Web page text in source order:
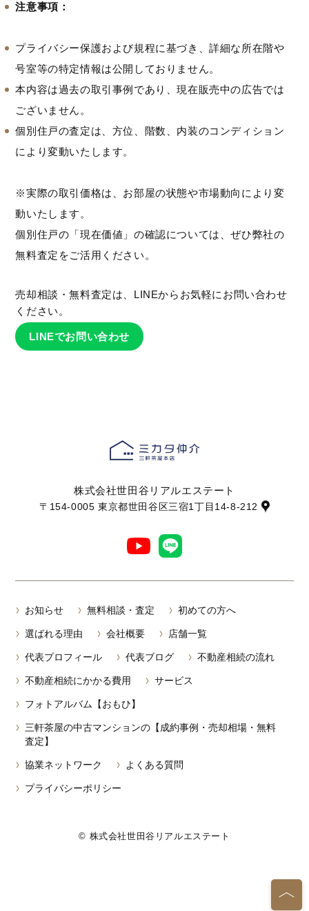
注意事項：
プライバシー保護および規程に基づき、詳細な所在階や
号室等の特定情報は公開しておりません。
本内容は過去の取引事例であり、現在販売中の広告では
ございません。
個別住戸の査定は、方位、階数、内装のコンディション
により変動いたします。
※実際の取引価格は、お部屋の状態や市場動向により変
動いたします。
個別住戸の「現在価値」の確認については、ぜひ弊社の
無料査定をご活用ください。
売却相談・無料査定は、LINEからお気軽にお問い合わせ
ください。
LINEでお問い合わせ
株式会社世田谷リアルエステート
〒154-0005 東京都世田谷区三宿1丁目14-8-212
お知らせ 無料相談・査定 初めての方へ
選ばれる理由 会社概要 店舗一覧
代表プロフィール 代表ブログ 不動産相続の流れ
不動産相続にかかる費用 サービス
フォトアルバム【おもひ】
三軒茶屋の中古マンションの【成約事例・売却相場・無料
査定】
協業ネットワーク よくある質問
プライバシーポリシー
© 株式会社世田谷リアルエステート